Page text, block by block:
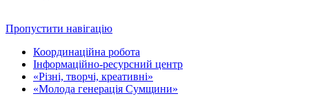
Пропустити навігацію
Координаційна робота
Інформаційно-ресурсний центр
«Різні, творчі, креативні»
«Молода генерація Сумщини»